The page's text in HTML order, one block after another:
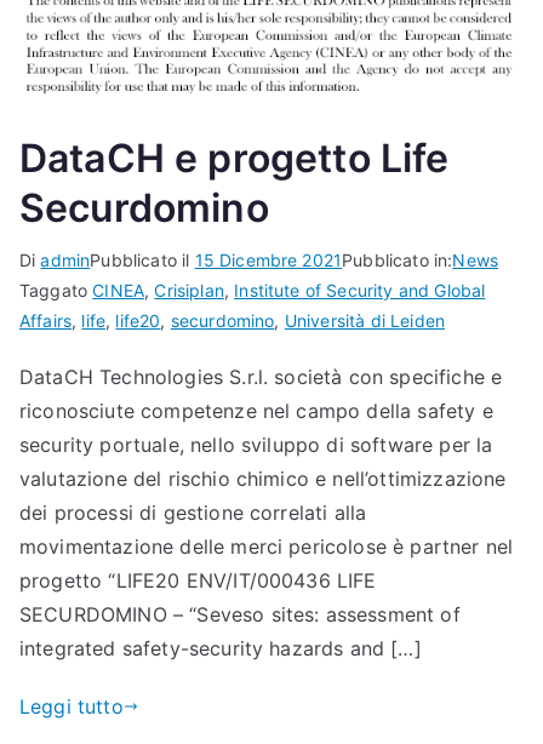
DataCH e progetto Life
Securdomino
DiadminPubblicato il 15 Dicembre 2021Pubblicato in:News
TaggatoCINEA,Crisiplan, Institute of Security and Global
Affairs, life, life20, securdomino, Università di Leiden
DataCH Technologies S.r.l. società con specifiche e
riconosciute competenze nel campo della safety e
security portuale, nello sviluppo di software per la
valutazione del rischio chimico e nell’ottimizzazione
dei processi di gestione correlati alla
movimentazione delle merci pericolose è partner nel
progetto “LIFE20 ENV/IT/000436 LIFE
SECURDOMINO – “Seveso sites: assessment of
integrated safety-security hazards and […]
Leggi tutto